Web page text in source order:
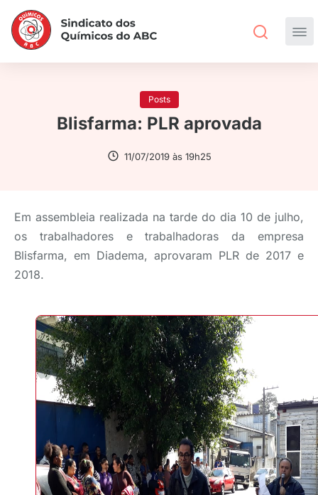
Posts
Blisfarma: PLR aprovada
11/07/2019 às 19h25
Em assembleia realizada na tarde do dia 10 de julho,
os trabalhadores e trabalhadoras da empresa
Blisfarma, em Diadema, aprovaram PLR de 2017 e
2018.